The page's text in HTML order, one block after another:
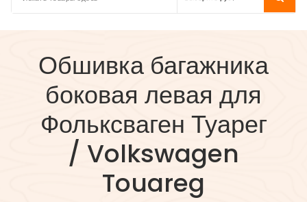
Обшивка багажника
боковая левая для
Фольксваген Туарег
/ Volkswagen
Touareg